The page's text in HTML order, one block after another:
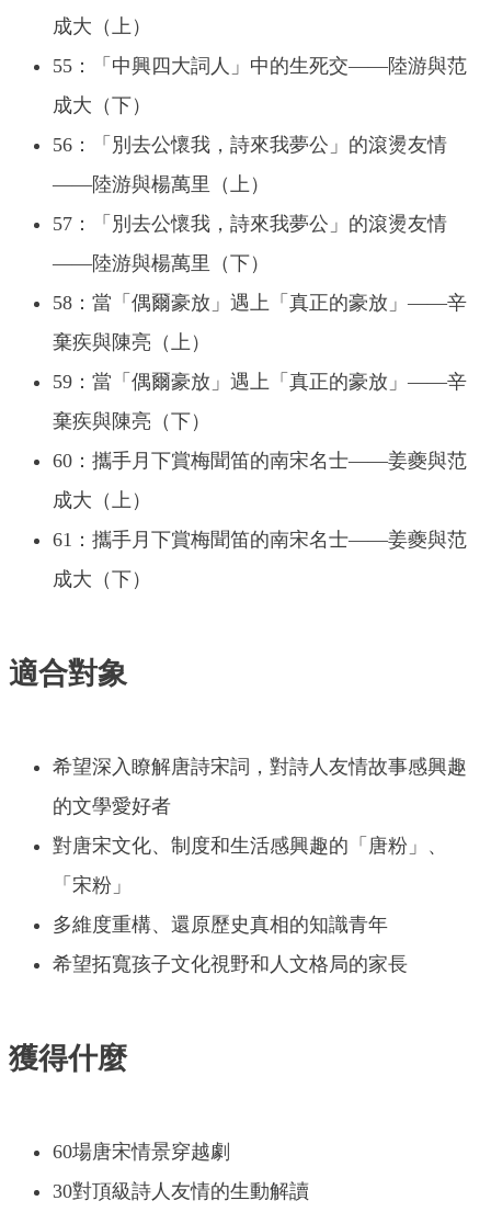
成大（上）
55：「中興四大詞人」中的生死交——陸游與范
成大（下）
56：「別去公懷我，詩來我夢公」的滾燙友情
——陸游與楊萬里（上）
57：「別去公懷我，詩來我夢公」的滾燙友情
——陸游與楊萬里（下）
58：當「偶爾豪放」遇上「真正的豪放」——辛
棄疾與陳亮（上）
59：當「偶爾豪放」遇上「真正的豪放」——辛
棄疾與陳亮（下）
60：攜手月下賞梅聞笛的南宋名士——姜夔與范
成大（上）
61：攜手月下賞梅聞笛的南宋名士——姜夔與范
成大（下）
適合對象
希望深入瞭解唐詩宋詞，對詩人友情故事感興趣
的文學愛好者
對唐宋文化、制度和生活感興趣的「唐粉」、
「宋粉」
多維度重構、還原歷史真相的知識青年
希望拓寬孩子文化視野和人文格局的家長
獲得什麼
60場唐宋情景穿越劇
30對頂級詩人友情的生動解讀